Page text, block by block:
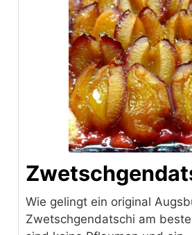
Wie gelingt ein original
Zwetschgendatschi am